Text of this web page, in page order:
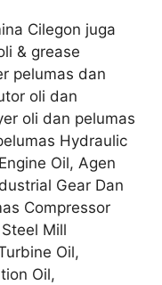
Cilegon juga
& grease
pelumas dan
oli dan
oli dan pelumas
Hydraulic
Oil, Agen
Gear Dan
Compressor
Mill
Oil,
Oil,